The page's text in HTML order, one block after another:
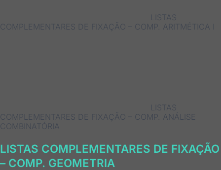
LISTAS
COMPLEMENTARES DE FIXAÇÃO – COMP. ARITMÉTICA I
LISTAS
COMPLEMENTARES DE FIXAÇÃO – COMP. ANÁLISE
COMBINATÓRIA
LISTAS COMPLEMENTARES DE FIXAÇÃO
– COMP. GEOMETRIA